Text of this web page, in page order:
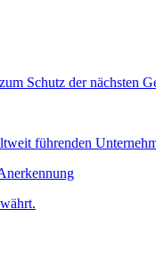
Schutz der nächsten
führenden